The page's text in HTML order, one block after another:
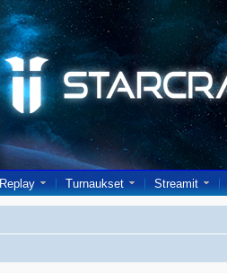
Replay Turnaukset Streamit